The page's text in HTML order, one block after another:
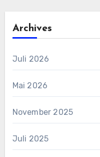
Archives
Juli 2026
Mai 2026
November 2025
Juli 2025